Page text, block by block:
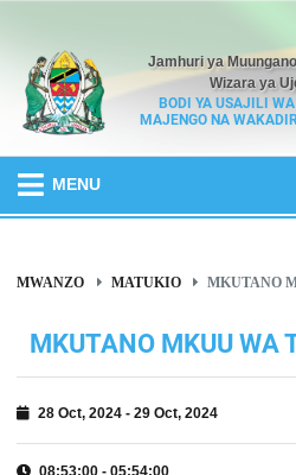
Jamhuri ya
Wizara ya
BODI YA USAJILI
MAJENGO NA
MENU
MWANZO MATUKIO MKUTANO
MKUTANO MKUU WA
28 Oct, 2024 - 29 Oct, 2024
08:53:00 - 05:54:00